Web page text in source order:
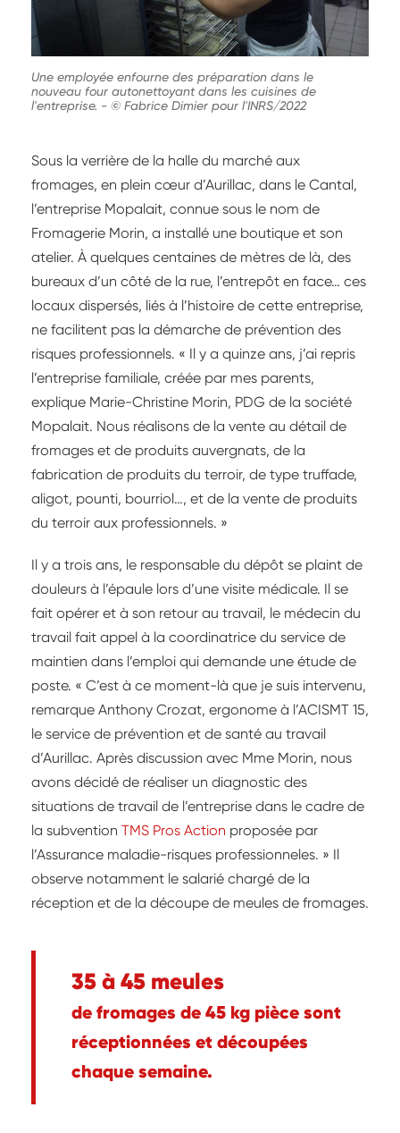
Une employée enfourne des préparation dans le
nouveau four autonettoyant dans les cuisines de
l'entreprise. - © Fabrice Dimier pour l'INRS/2022
Sous la verrière de la halle du marché aux
fromages, en plein cœur d’Aurillac, dans le Cantal,
l’entreprise Mopalait, connue sous le nom de
Fromagerie Morin, a installé une boutique et son
atelier. À quelques centaines de mètres de là, des
bureaux d’un côté de la rue, l’entrepôt en face… ces
locaux dispersés, liés à l’histoire de cette entreprise,
ne facilitent pas la démarche de prévention des
risques professionnels. « Il y a quinze ans, j’ai repris
l’entreprise familiale, créée par mes parents,
explique Marie-Christine Morin, PDG de la société
Mopalait. Nous réalisons de la vente au détail de
fromages et de produits auvergnats, de la
fabrication de produits du terroir, de type truffade,
aligot, pounti, bourriol…, et de la vente de produits
du terroir aux professionnels. »
Il y a trois ans, le responsable du dépôt se plaint de
douleurs à l’épaule lors d’une visite médicale. Il se
fait opérer et à son retour au travail, le médecin du
travail fait appel à la coordinatrice du service de
maintien dans l’emploi qui demande une étude de
poste. « C’est à ce moment-là que je suis intervenu,
remarque Anthony Crozat, ergonome à l’ACISMT 15,
le service de prévention et de santé au travail
d’Aurillac. Après discussion avec Mme Morin, nous
avons décidé de réaliser un diagnostic des
situations de travail de l’entreprise dans le cadre de
la subvention TMS Pros Action proposée par
l’Assurance maladie-risques professionneles. » Il
observe notamment le salarié chargé de la
réception et de la découpe de meules de fromages.
35 à 45 meules
de fromages de 45 kg pièce sont
réceptionnées et découpées
chaque semaine.